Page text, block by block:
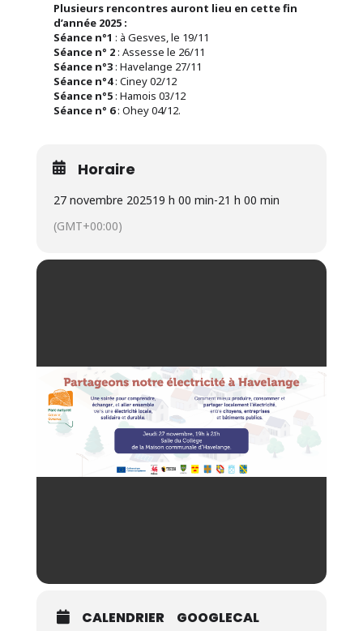
Plusieurs rencontres auront lieu en cette fin
d’année 2025 :
Séance n°1 : à Gesves, le 19/11
Séance n° 2: Assesse le 26/11
Séance n°3: Havelange 27/11
Séance n°4: Ciney 02/12
Séance n°5: Hamois 03/12
Séance n° 6: Ohey 04/12.
Horaire
27 novembre 202519 h 00 min-21 h 00 min
(GMT+00:00)
CALENDRIER GOOGLECAL